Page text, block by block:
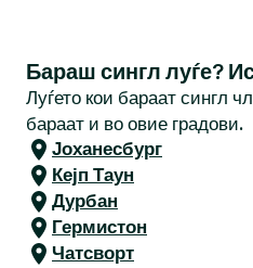
Бараш сингл луѓе?
Луѓето кои бараат сингл
бараат и во овие градови.
Јоханесбург
Кејп Таун
Дурбан
Гермистон
Чатсворт